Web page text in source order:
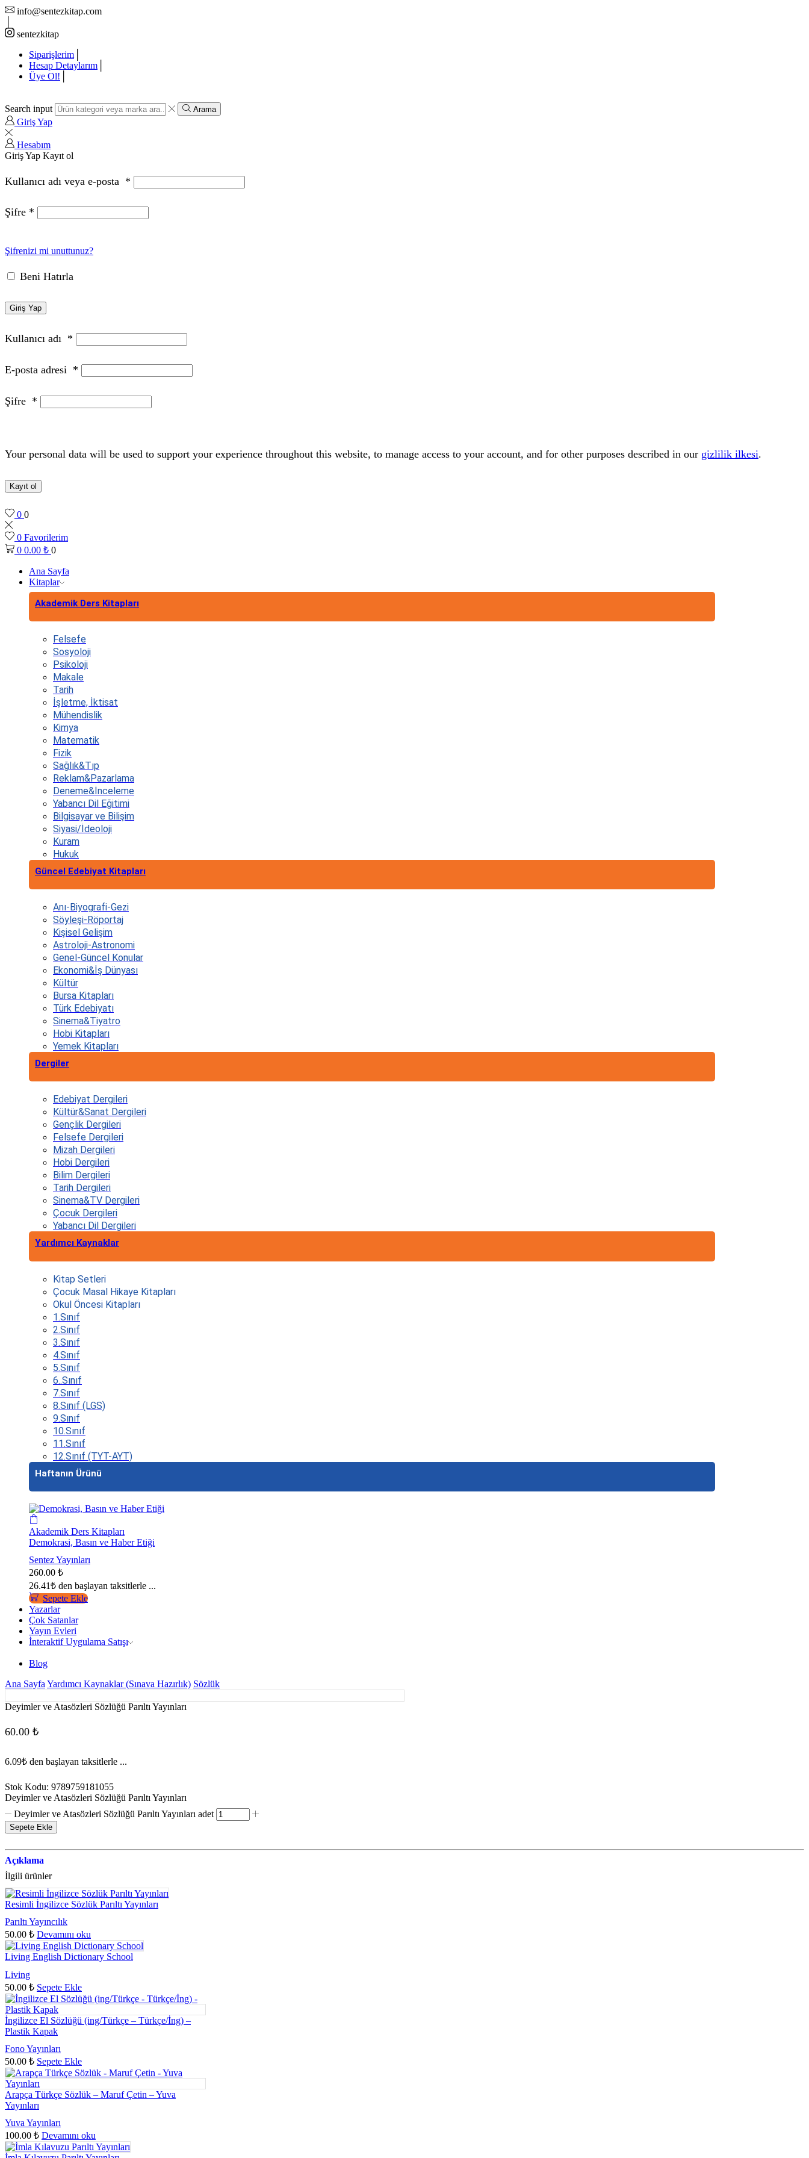
info@sentezkitap.com
sentezkitap
Siparişlerim
Hesap Detaylarım
Üye Ol!
Search input Arama
Giriş Yap
Hesabım
Giriş Yap Kayıt ol
Kullanıcı adı veya e-posta *
Şifre *
Şifrenizi mi unuttunuz?
Beni Hatırla
Giriş Yap
Kullanıcı adı *
E-posta adresi *
Şifre *
Your personal data will be used to support your experience throughout this website, to manage access to your account, and for other purposes described in our gizlilik ilkesi.
Kayıt ol
0 0
0 Favorilerim
0 0.00 ₺ 0
Ana Sayfa
Kitaplar
Akademik Ders Kitapları
Felsefe
Sosyoloji
Psikoloji
Makale
Tarih
İşletme, İktisat
Mühendislik
Kimya
Matematik
Fizik
Sağlık&Tıp
Reklam&Pazarlama
Deneme&İnceleme
Yabancı Dil Eğitimi
Bilgisayar ve Bilişim
Siyasi/İdeoloji
Kuram
Hukuk
Güncel Edebiyat Kitapları
Anı-Biyografi-Gezi
Söyleşi-Röportaj
Kişisel Gelişim
Astroloji-Astronomi
Genel-Güncel Konular
Ekonomi&İş Dünyası
Kültür
Bursa Kitapları
Türk Edebiyatı
Sinema&Tiyatro
Hobi Kitapları
Yemek Kitapları
Dergiler
Edebiyat Dergileri
Kültür&Sanat Dergileri
Gençlik Dergileri
Felsefe Dergileri
Mizah Dergileri
Hobi Dergileri
Bilim Dergileri
Tarih Dergileri
Sinema&TV Dergileri
Çocuk Dergileri
Yabancı Dil Dergileri
Yardımcı Kaynaklar
Kitap Setleri
Çocuk Masal Hikaye Kitapları
Okul Öncesi Kitapları
1.Sınıf
2.Sınıf
3.Sınıf
4.Sınıf
5.Sınıf
6..Sınıf
7.Sınıf
8.Sınıf (LGS)
9.Sınıf
10.Sınıf
11.Sınıf
12.Sınıf (TYT-AYT)
Haftanın Ürünü
Akademik Ders Kitapları
Demokrasi, Basın ve Haber Etiği
Sentez Yayınları
260.00 ₺
26.41₺ den başlayan taksitlerle ...
Sepete Ekle
Yazarlar
Çok Satanlar
Yayın Evleri
İnteraktif Uygulama Satışı
Blog
Ana Sayfa Yardımcı Kaynaklar (Sınava Hazırlık) Sözlük
Deyimler ve Atasözleri Sözlüğü Parıltı Yayınları
60.00 ₺
6.09₺ den başlayan taksitlerle ...
Stok Kodu: 9789759181055
Deyimler ve Atasözleri Sözlüğü Parıltı Yayınları
Deyimler ve Atasözleri Sözlüğü Parıltı Yayınları adet
Sepete Ekle
Açıklama
İlgili ürünler
Resimli İngilizce Sözlük Parıltı Yayınları
Parıltı Yayıncılık
50.00 ₺ Devamını oku
Living English Dictionary School
Living
50.00 ₺ Sepete Ekle
İngilizce El Sözlüğü (ing/Türkçe – Türkçe/İng) –
Plastik Kapak
Fono Yayınları
50.00 ₺ Sepete Ekle
Arapça Türkçe Sözlük – Maruf Çetin – Yuva
Yayınları
Yuva Yayınları
100.00 ₺ Devamını oku